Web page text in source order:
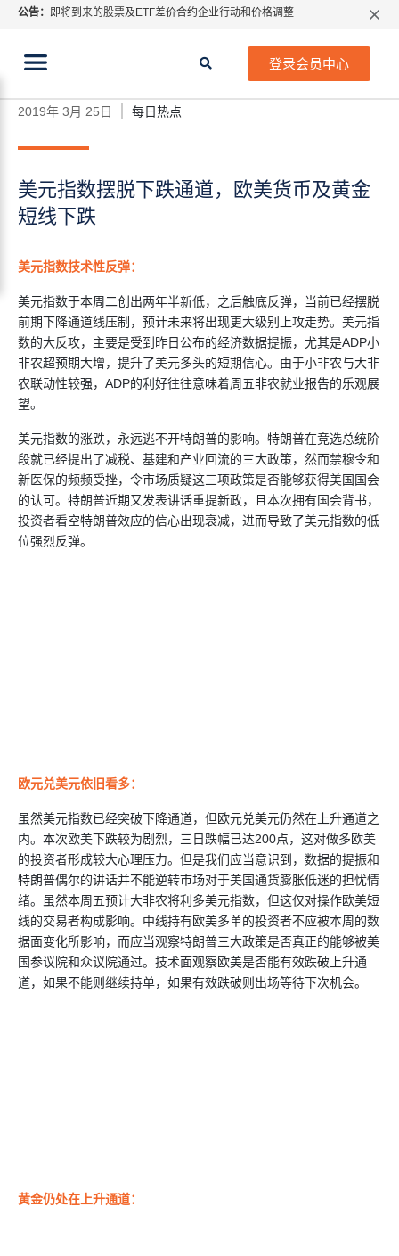
公告： 即将到来的股票及ETF差价合约企业行动和价格调整
ATFX呼吁推进金融市场合规、安全、有序、良性发展
登录会员中心
当前位置:
美元指数摆脱下跌通道，欧美货币及
黄金短线下跌
2019年 3月 25日 每日热点
美元指数摆脱下跌通道，欧美货币及黄金
短线下跌
美元指数技术性反弹：
美元指数于本周二创出两年半新低，之后触底反弹，当前已经摆脱
前期下降通道线压制，预计未来将出现更大级别上攻走势。美元指
数的大反攻，主要是受到昨日公布的经济数据提振，尤其是ADP小
非农超预期大增，提升了美元多头的短期信心。由于小非农与大非
农联动性较强，ADP的利好往往意味着周五非农就业报告的乐观展
望。
美元指数的涨跌，永远逃不开特朗普的影响。特朗普在竞选总统阶
段就已经提出了减税、基建和产业回流的三大政策，然而禁穆令和
新医保的频频受挫，令市场质疑这三项政策是否能够获得美国国会
的认可。特朗普近期又发表讲话重提新政，且本次拥有国会背书，
投资者看空特朗普效应的信心出现衰减，进而导致了美元指数的低
位强烈反弹。
欧元兑美元依旧看多：
虽然美元指数已经突破下降通道，但欧元兑美元仍然在上升通道之
内。本次欧美下跌较为剧烈，三日跌幅已达200点，这对做多欧美
的投资者形成较大心理压力。但是我们应当意识到，数据的提振和
特朗普偶尔的讲话并不能逆转市场对于美国通货膨胀低迷的担忧情
绪。虽然本周五预计大非农将利多美元指数，但这仅对操作欧美短
线的交易者构成影响。中线持有欧美多单的投资者不应被本周的数
据面变化所影响，而应当观察特朗普三大政策是否真正的能够被美
国参议院和众议院通过。技术面观察欧美是否能有效跌破上升通
道，如果不能则继续持单，如果有效跌破则出场等待下次机会。
黄金仍处在上升通道：